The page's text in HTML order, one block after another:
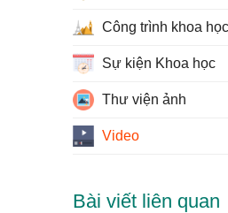
Công trình khoa học
Sự kiện Khoa học
Thư viện ảnh
Video
Bài viết liên quan